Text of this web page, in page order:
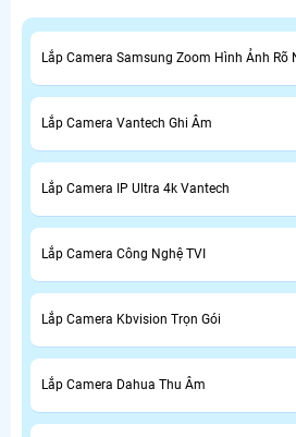
Lắp Camera Samsung Zoom Hình Ảnh Rõ
Lắp Camera Vantech Ghi Âm
Lắp Camera IP Ultra 4k Vantech
Lắp Camera Công Nghệ TVI
Lắp Camera Kbvision Trọn Gói
Lắp Camera Dahua Thu Âm